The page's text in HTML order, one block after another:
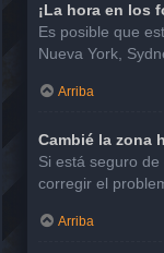
¡La hora en los
Es posible que
Nueva York,
Arriba
Cambié la zona
Si está seguro
corregir el
Arriba